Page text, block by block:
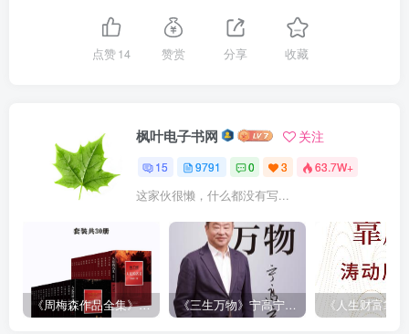
点赞14 赞赏 分享 收藏
枫叶电子书网 关注
15 9791 0 3 63.7W+
这家伙很懒，什么都没有写...
《周梅森作品全集》[共30册] 《三生万物》宁高宁（epub+mobi+azw3+pdf）